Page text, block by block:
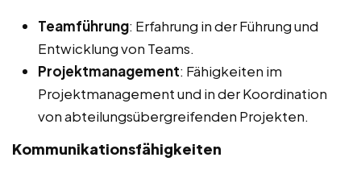
Teamführung: Erfahrung in der Führung und
Entwicklung von Teams.
Projektmanagement: Fähigkeiten im
Projektmanagement und in der Koordination
von abteilungsübergreifenden Projekten.
Kommunikationsfähigkeiten